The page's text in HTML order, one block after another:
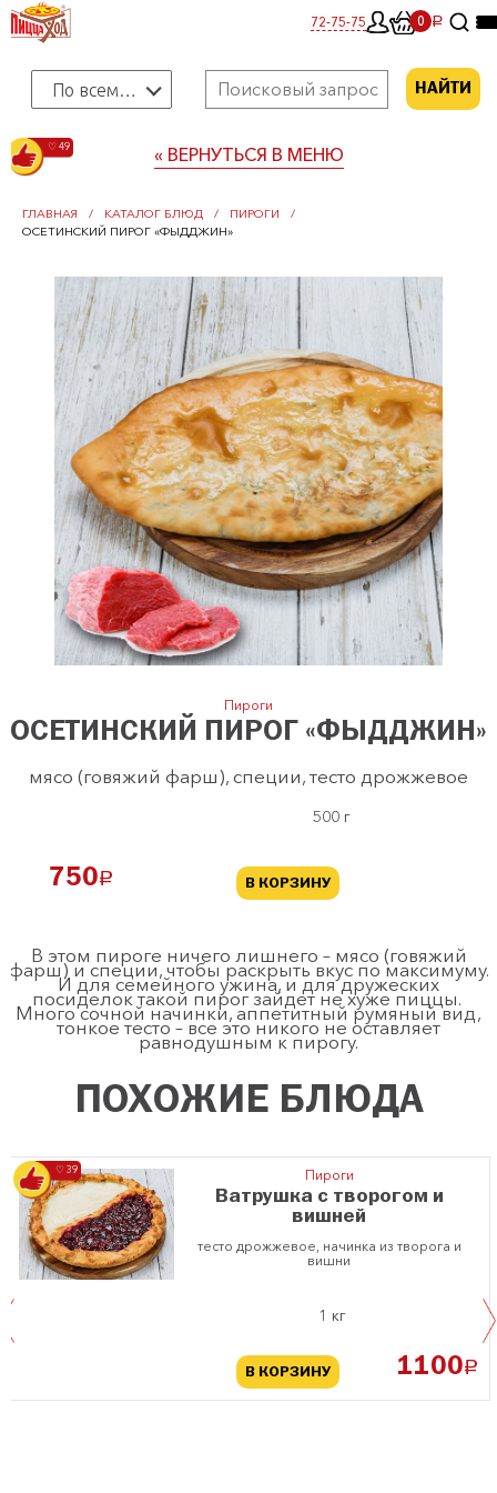
72-75-75 00a
По всему меню НАЙТИ
« ВЕРНУТЬСЯ В МЕНЮ
ГЛАВНАЯ КАТАЛОГ БЛЮД
ПИРОГИ
ОСЕТИНСКИЙ ПИРОГ «ФЫДДЖИН»
♡ 49
Пироги
ОСЕТИНСКИЙ ПИРОГ «ФЫДДЖИН»
мясо (говяжий фарш), специи, тесто дрожжевое
500 г
750a В КОРЗИНУ
В этом пироге ничего лишнего – мясо (говяжий
фарш) и специи, чтобы раскрыть вкус по максимуму.
И для семейного ужина, и для дружеских
посиделок такой пирог зайдет не хуже пиццы.
Много сочной начинки, аппетитный румяный вид,
тонкое тесто – все это никого не оставляет
равнодушным к пирогу.
ПОХОЖИЕ БЛЮДА
♡ 39
Пироги
Ватрушка с творогом и
вишней
тесто дрожжевое, начинка из творога и
вишни
1 кг
В КОРЗИНУ 1100a